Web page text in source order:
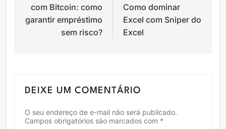
Post
com Bitcoin: como
garantir empréstimo
sem risco?
Como dominar
Excel com Sniper do
Excel
DEIXE UM COMENTÁRIO
O seu endereço de e-mail não será publicado.
Campos obrigatórios são marcados com *